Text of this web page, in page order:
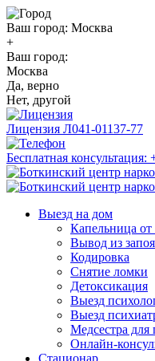
Ваш город: Москва
+
Ваш город:
Москва
Да, верно
Нет, другой
Лицензия Л041-01137-77
Бесплатная консультация:
Выезд на дом
Капельница от
Вывод из запоя
Кодировка
Снятие ломки
Детоксикация
Выезд
Выезд
Медсестра для
Онлайн-
Стационар